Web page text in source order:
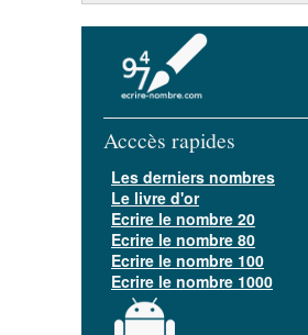
Acccès rapides
Les derniers nombres
Le livre d'or
Ecrire le nombre 20
Ecrire le nombre 80
Ecrire le nombre 100
Ecrire le nombre 1000